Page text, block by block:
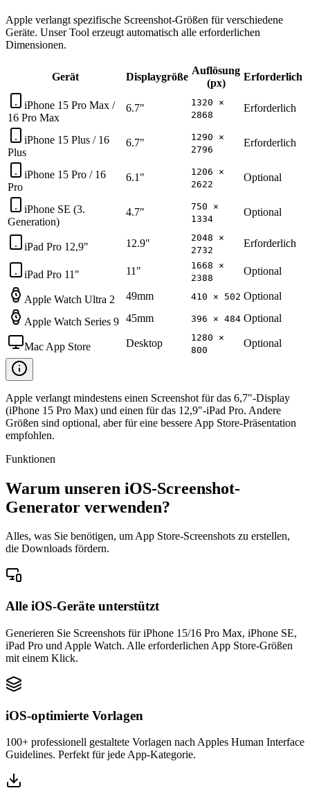
Apple verlangt spezifische Screenshot-Größen für verschiedene
Geräte. Unser Tool erzeugt automatisch alle erforderlichen
Dimensionen.
Gerät Displaygröße
Auflösung
(px)
Erforderlich
iPhone 15 Pro Max /
16 Pro Max
6.7"
1320 ×
2868
Erforderlich
iPhone 15 Plus / 16
Plus
6.7"
1290 ×
2796
Erforderlich
iPhone 15 Pro / 16
Pro
6.1"
1206 ×
2622
Optional
iPhone SE (3.
Generation)
4.7"
750 ×
1334
Optional
iPad Pro 12,9" 12.9"
2048 ×
2732
Erforderlich
iPad Pro 11" 11"
1668 ×
2388
Optional
Apple Watch Ultra 2 49mm 410 × 502 Optional
Apple Watch Series 9 45mm 396 × 484 Optional
Mac App Store Desktop
1280 ×
800
Optional
Apple verlangt mindestens einen Screenshot für das 6,7"-Display
(iPhone 15 Pro Max) und einen für das 12,9"-iPad Pro. Andere
Größen sind optional, aber für eine bessere App Store-Präsentation
empfohlen.
Funktionen
Warum unseren iOS-Screenshot-
Generator verwenden?
Alles, was Sie benötigen, um App Store-Screenshots zu erstellen,
die Downloads fördern.
Alle iOS-Geräte unterstützt
Generieren Sie Screenshots für iPhone 15/16 Pro Max, iPhone SE,
iPad Pro und Apple Watch. Alle erforderlichen App Store-Größen
mit einem Klick.
iOS-optimierte Vorlagen
100+ professionell gestaltete Vorlagen nach Apples Human Interface
Guidelines. Perfekt für jede App-Kategorie.